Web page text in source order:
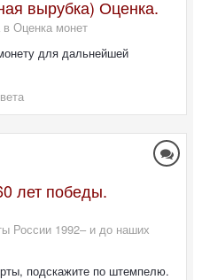
вырубка) Оценка.
Оценка монет
для дальнейшей
лет победы.
России 1992– и до наших
подскажите по штемпелю.